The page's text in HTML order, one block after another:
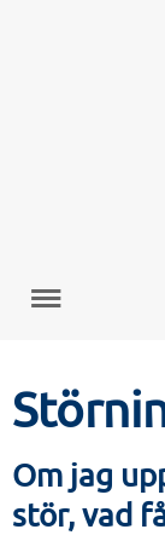
Om jag
stör, vad